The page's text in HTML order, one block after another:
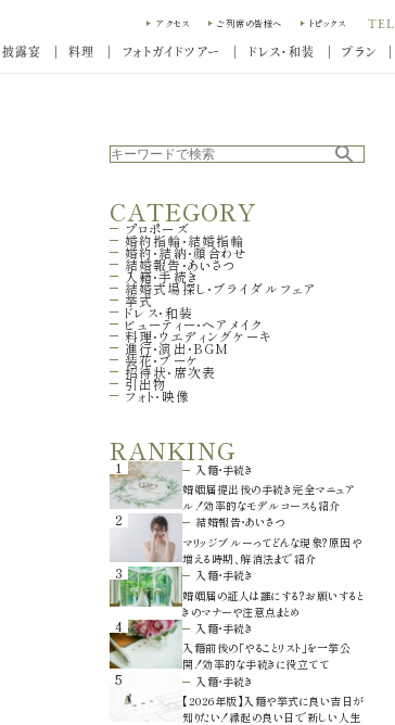
アクセス ご列席の皆様へ トピックス TEL
披露宴 料理 フォトガイドツアー ドレス・和装 プラン
CATEGORY
プロポーズ
婚約指輪・結婚指輪
婚約・結納・顔合わせ
結婚報告・あいさつ
入籍・手続き
結婚式場探し・ブライダルフェア
挙式
ドレス・和装
ビューティー・ヘアメイク
料理・ウエディングケーキ
進行・演出・BGM
装花・ブーケ
招待状・席次表
引出物
フォト・映像
RANKING
1
入籍・手続き
婚姻届提出後の手続き完全マニュア
ル！効率的なモデルコースも紹介
2
結婚報告・あいさつ
マリッジブルーってどんな現象？原因や
増える時期、解消法まで紹介
3
入籍・手続き
婚姻届の証人は誰にする？お願いすると
きのマナーや注意点まとめ
4
入籍・手続き
入籍前後の「やることリスト」を一挙公
開！効率的な手続きに役立てて
5
入籍・手続き
【2026年版】入籍や挙式に良い吉日が
知りたい！縁起の良い日で新しい人生